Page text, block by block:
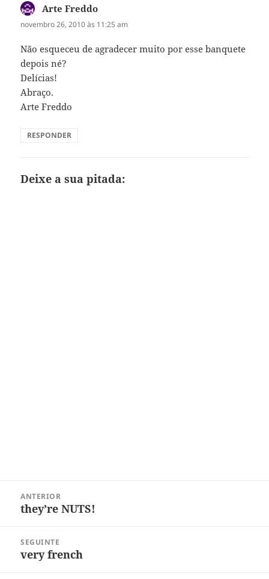
Arte Freddo
novembro 26, 2010 às 11:25 am
Não esqueceu de agradecer muito por esse banquete
depois né?
Delícias!
Abraço.
Arte Freddo
RESPONDER
Deixe a sua pitada:
ANTERIOR
Post
they’re NUTS!
SEGUINTE
Próximo
very french